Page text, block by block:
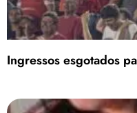
Ingressos esgotados